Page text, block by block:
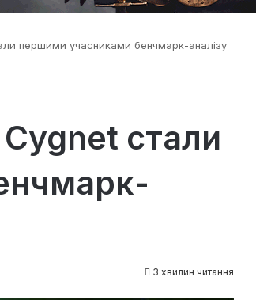
першими учасниками бенчмарк-аналізу
стали
3 хвилин читання